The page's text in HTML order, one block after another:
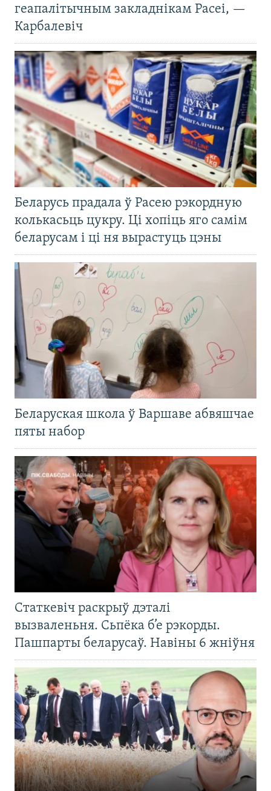
геапалітычным закладнікам Расеі, —
Карбалевіч
Беларусь прадала ў Расею рэкордную
колькасьць цукру. Ці хопіць яго самім
беларусам і ці ня вырастуць цэны
Беларуская школа ў Варшаве абвяшчае
пяты набор
Статкевіч раскрыў дэталі
вызваленьня. Сьпёка б’е рэкорды.
Пашпарты беларусаў. Навіны 6 жніўня